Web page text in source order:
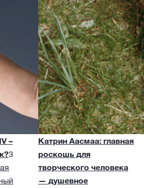
–
3
Катрин Аасмаа: главная
роскошь для
творческого человека
— душевное